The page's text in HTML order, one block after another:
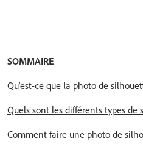
SOMMAIRE
Qu'est-ce que la photo de
Quels sont les différents types
Comment faire une photo de